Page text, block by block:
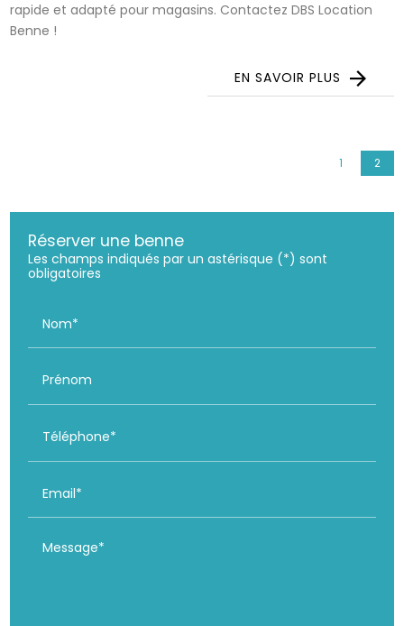
rapide et adapté pour magasins. Contactez DBS Location
Benne !
EN SAVOIR PLUS
1 2
Réserver une benne
Les champs indiqués par un astérisque (*) sont
obligatoires
Nom*
Prénom
Téléphone*
Email*
Message*